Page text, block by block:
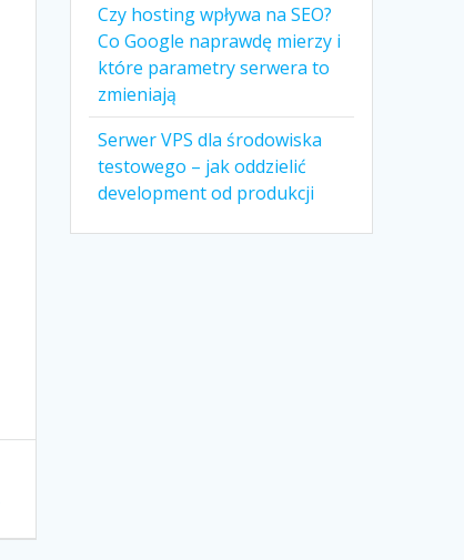
Czy hosting wpływa na SEO?
Co Google naprawdę mierzy i
które parametry serwera to
zmieniają
Serwer VPS dla środowiska
testowego – jak oddzielić
development od produkcji